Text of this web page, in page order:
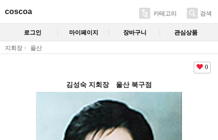
coscoa 카테고리 검색
로그인 마이페이지 장바구니 관심상품
지회장 울산
0
김성숙 지회장 울산 북구점